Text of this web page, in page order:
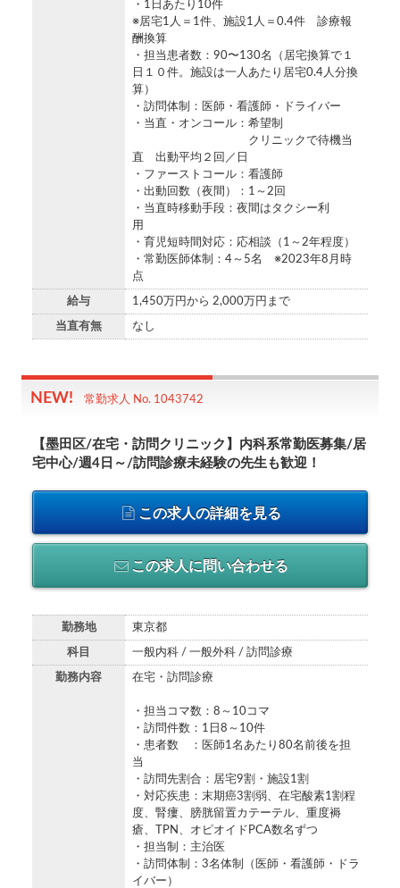
・1日あたり10件
※居宅1人＝1件、施設1人＝0.4件 診療報
酬換算
・担当患者数：90〜130名（居宅換算で１
日１０件。施設は一人あたり居宅0.4人分換
算）
・訪問体制：医師・看護師・ドライバー
・当直・オンコール：希望制
クリニックで待機当
直 出動平均２回／日
・ファーストコール：看護師
・出動回数（夜間）：1～2回
・当直時移動手段：夜間はタクシー利
用
・育児短時間対応：応相談（1～2年程度）
・常勤医師体制：4～5名 ※2023年8月時
点
給与 1,450万円から 2,000万円まで
当直有無 なし
常勤求人 No. 1043742
【墨田区/在宅・訪問クリニック】内科系常勤医募集/居
宅中心/週4日～/訪問診療未経験の先生も歓迎！
この求人の詳細を見る
この求人に問い合わせる
勤務地 東京都
科目 一般内科 / 一般外科 / 訪問診療
勤務内容 在宅・訪問診療
・担当コマ数：8～10コマ
・訪問件数：1日8～10件
・患者数 ：医師1名あたり80名前後を担
当
・訪問先割合：居宅9割・施設1割
・対応疾患：末期癌3割弱、在宅酸素1割程
度、腎瘻、膀胱留置カテーテル、重度褥
瘡、TPN、オピオイドPCA数名ずつ
・担当制：主治医
・訪問体制：3名体制（医師・看護師・ドラ
イバー）